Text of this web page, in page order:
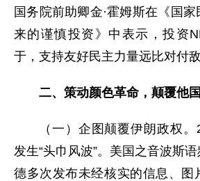
国务院前助卿金·霍姆斯在《国
来的谨慎投资》中表示，投资
于，支持友好民主力量远比对付
二、策动颜色革命，颠覆他
（一）企图颠覆伊朗政权
发生“头巾风波”。美国之音波斯
德多次发布未经核实的信息、图